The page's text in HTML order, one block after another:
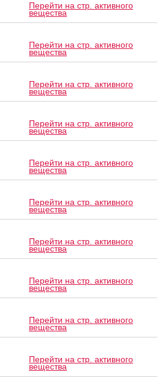
Перейти на стр. активного
вещества
Перейти на стр. активного
вещества
Перейти на стр. активного
вещества
Перейти на стр. активного
вещества
Перейти на стр. активного
вещества
Перейти на стр. активного
вещества
Перейти на стр. активного
вещества
Перейти на стр. активного
вещества
Перейти на стр. активного
вещества
Перейти на стр. активного
вещества